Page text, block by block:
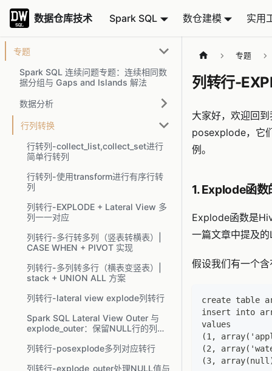
数据仓库技术 Spark SQL 数仓建模 实用
数据仓库技术
专题
Spark SQL 连续问题专题：连续相同数
据分组与 Gaps and Islands 解法
数据分析
行列转换
行转列-collect_list,collect_set进行
简单行转列
行转列-使用transform进行有序行转
列
列转行-EXPLODE + Lateral View 多
列一一对应
列转行-多行转多列（竖表转横表）|
CASE WHEN + PIVOT 实现
列转行-多列转多行（横表变竖表）|
stack + UNION ALL 方案
列转行-lateral view explode列转行
Spark SQL Lateral View Outer 与
explode_outer：保留NULL行的列转
列转行-posexplode多列对应转行
列转行-explode_outer处理NULL值与
专题
列转行-
大家好，欢迎回
posexplode，它
例。
1. Explode函
Explode函数是
一篇文章中提及
假设我们有一个
create table
insert into
values
(1,
(2,
(3,